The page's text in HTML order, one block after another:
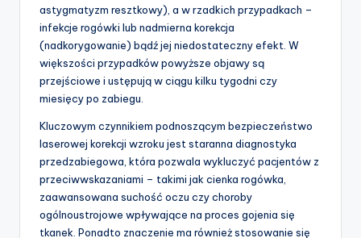
astygmatyzm resztkowy), a w rzadkich przypadkach –
infekcje rogówki lub nadmierna korekcja
(nadkorygowanie) bądź jej niedostateczny efekt. W
większości przypadków powyższe objawy są
przejściowe i ustępują w ciągu kilku tygodni czy
miesięcy po zabiegu.
Kluczowym czynnikiem podnoszącym bezpieczeństwo
laserowej korekcji wzroku jest staranna diagnostyka
przedzabiegowa, która pozwala wykluczyć pacjentów z
przeciwwskazaniami – takimi jak cienka rogówka,
zaawansowana suchość oczu czy choroby
ogólnoustrojowe wpływające na proces gojenia się
tkanek. Ponadto znaczenie ma również stosowanie się